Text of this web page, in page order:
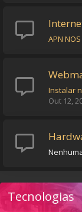
APN NOS
Instalar
Out 12,
Tecnologias